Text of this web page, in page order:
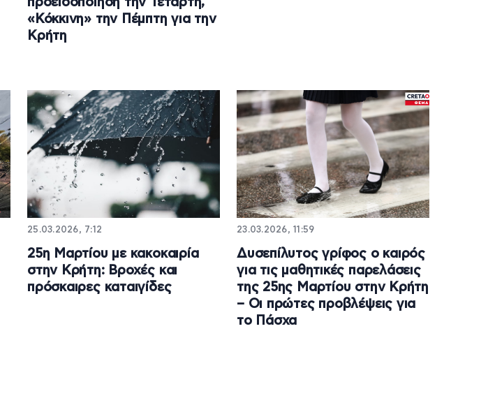
«Κόκκινη» την Πέμπτη για την
Κρήτη
25.03.2026, 7:12
25η Μαρτίου με κακοκαιρία
στην Κρήτη: Βροχές και
πρόσκαιρες καταιγίδες
23.03.2026, 11:59
Δυσεπίλυτος γρίφος ο καιρός
για τις μαθητικές παρελάσεις
της 25ης Μαρτίου στην Κρήτη
– Οι πρώτες προβλέψεις για
το Πάσχα